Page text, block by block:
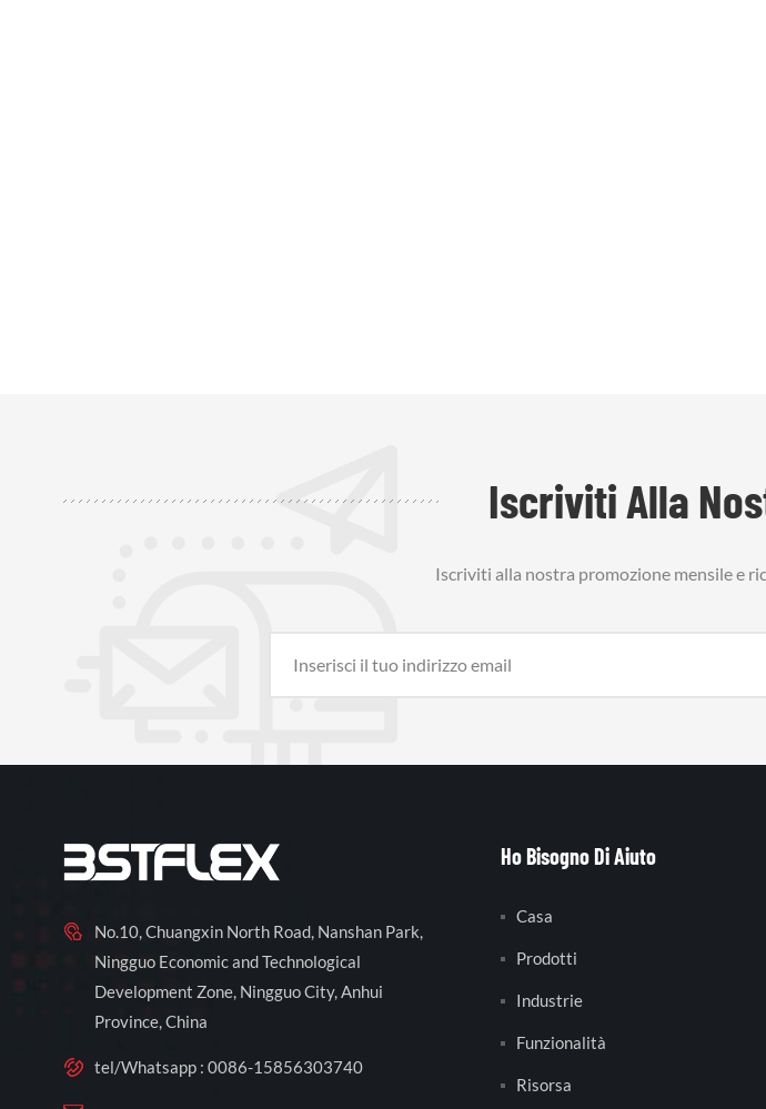
Iscriviti Alla
Iscriviti alla nostra promozione mensile e
No.10, Chuangxin North Road, Nanshan Park,
Ningguo Economic and Technological
Development Zone, Ningguo City, Anhui
Province, China
tel/Whatsapp : 0086-15856303740
Ho Bisogno Di Aiuto
Casa
Prodotti
Industrie
Funzionalità
Risorsa